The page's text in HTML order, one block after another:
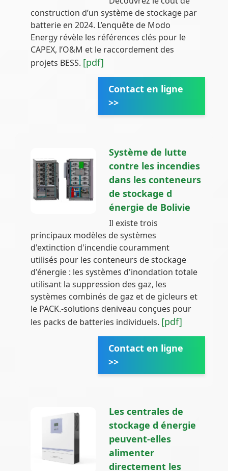
construction d’un système de stockage par
batterie en 2024. L’enquête de Modo
Energy révèle les références clés pour le
CAPEX, l’O&M et le raccordement des
projets BESS. [pdf]
Contact en ligne
>>
Système de lutte
contre les incendies
dans les conteneurs
de stockage d
énergie de Bolivie
Il existe trois
principaux modèles de systèmes
d'extinction d'incendie couramment
utilisés pour les conteneurs de stockage
d'énergie : les systèmes d'inondation totale
utilisant la suppression des gaz, les
systèmes combinés de gaz et de gicleurs et
le PACK.-solutions deniveau conçues pour
les packs de batteries individuels. [pdf]
Contact en ligne
>>
Les centrales de
stockage d énergie
peuvent-elles
alimenter
directement les